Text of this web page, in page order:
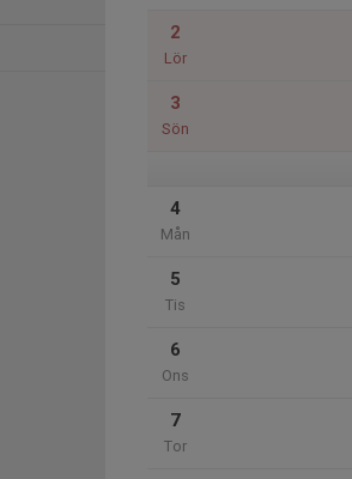
2
Lör
3
Sön
4
Mån
5
Tis
6
Ons
7
Tor